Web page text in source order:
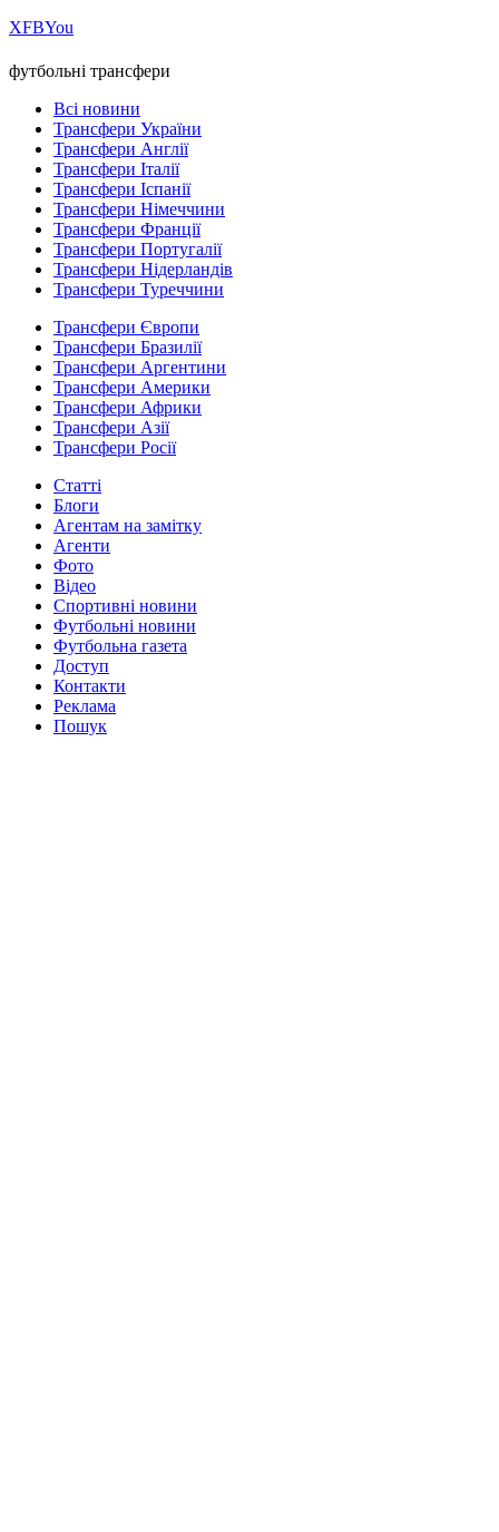
ХFBYou
футбольні трансфери
Всі новини
Трансфери України
Трансфери Англії
Трансфери Італії
Трансфери Іспанії
Трансфери Німеччини
Трансфери Франції
Трансфери Португалії
Трансфери Нідерландів
Трансфери Туреччини
Трансфери Європи
Трансфери Бразилії
Трансфери Аргентини
Трансфери Америки
Трансфери Африки
Трансфери Азії
Трансфери Росії
Статті
Блоги
Агентам на замітку
Агенти
Фото
Відео
Спортивні новини
Футбольні новини
Футбольна газета
Доступ
Контакти
Реклама
Пошук